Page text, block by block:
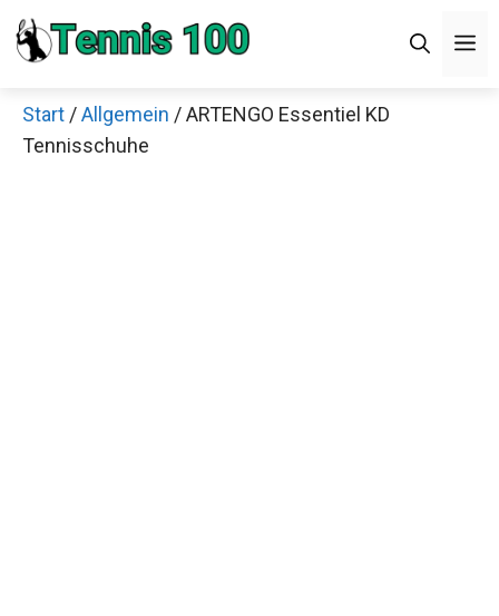
Zum
Inhalt
Start /Allgemein / ARTENGO Essentiel KD
Tennisschuhe